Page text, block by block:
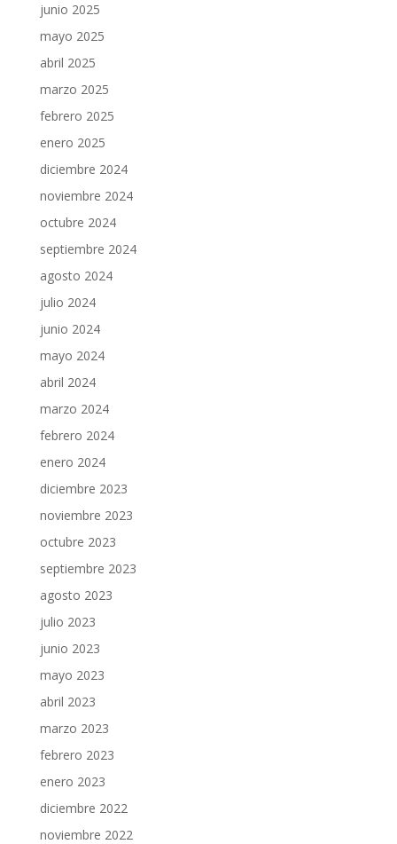
junio 2025
mayo 2025
abril 2025
marzo 2025
febrero 2025
enero 2025
diciembre 2024
noviembre 2024
octubre 2024
septiembre 2024
agosto 2024
julio 2024
junio 2024
mayo 2024
abril 2024
marzo 2024
febrero 2024
enero 2024
diciembre 2023
noviembre 2023
octubre 2023
septiembre 2023
agosto 2023
julio 2023
junio 2023
mayo 2023
abril 2023
marzo 2023
febrero 2023
enero 2023
diciembre 2022
noviembre 2022